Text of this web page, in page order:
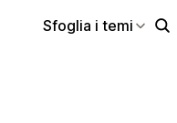
Sfoglia i temi